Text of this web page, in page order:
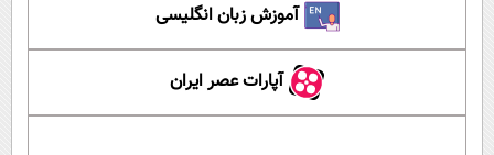
آموزش زبان انگلیسی
آپارات عصر ایران